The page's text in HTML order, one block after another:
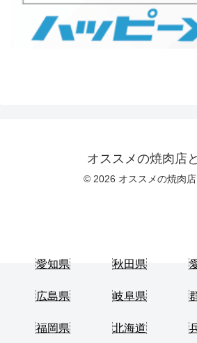
オススメの焼肉店
© 2026 オススメの焼肉店
愛知県 秋田県
広島県 岐阜県
福岡県 北海道